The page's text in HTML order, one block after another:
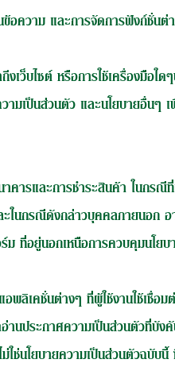
อความ และการจัดการฟังก์ชั่นต่
ว็บไซต์ หรือการใช้เครื่องมือใด
ามเป็นส่วนตัว และนโยบายอื่นๆ
คารและการชำระสินค้า ในกรณี
ในกรณีดังกล่าวบุคคลภายนอก
ที่อยู่นอกเหนือการควบคุมนโย
พลิเคชั่นต่างๆ ที่ผู้ใช้งานใช้เชื่อ
านประกาศความเป็นส่วนตัวที่บัง
นโยบายความเป็นส่วนตัวฉบับนี้